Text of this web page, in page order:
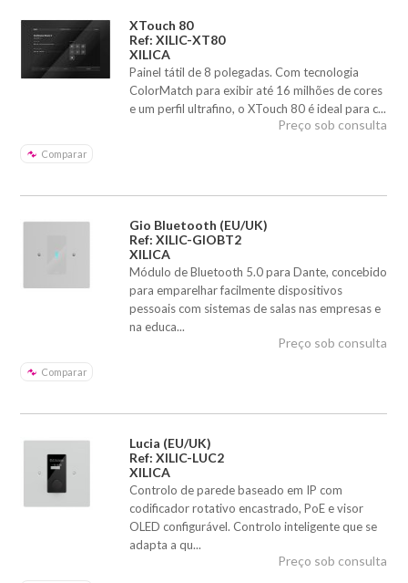
XTouch 80
Ref: XILIC-XT80
XILICA
Painel tátil de 8 polegadas. Com tecnologia
ColorMatch para exibir até 16 milhões de cores
e um perfil ultrafino, o XTouch 80 é ideal para c...
Comparar
Preço sob consulta
Gio Bluetooth (EU/UK)
Ref: XILIC-GIOBT2
XILICA
Módulo de Bluetooth 5.0 para Dante, concebido
para emparelhar facilmente dispositivos
pessoais com sistemas de salas nas empresas e
na educa...
Comparar
Preço sob consulta
Lucia (EU/UK)
Ref: XILIC-LUC2
XILICA
Controlo de parede baseado em IP com
codificador rotativo encastrado, PoE e visor
OLED configurável. Controlo inteligente que se
adapta a qu...
Preço sob consulta